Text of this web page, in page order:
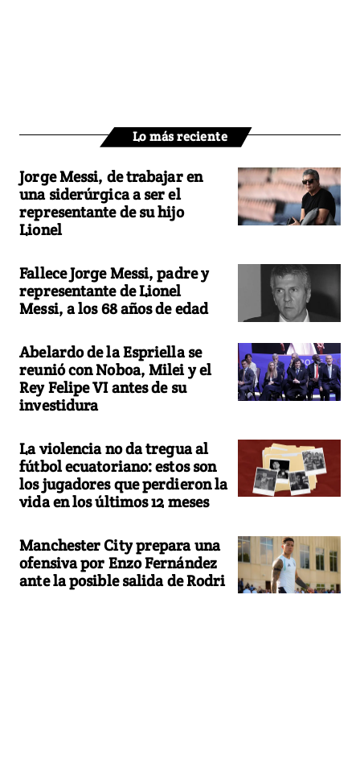
Lo más reciente
Jorge Messi, de trabajar en
una siderúrgica a ser el
representante de su hijo
Lionel
Fallece Jorge Messi, padre y
representante de Lionel
Messi, a los 68 años de edad
Abelardo de la Espriella se
reunió con Noboa, Milei y el
Rey Felipe VI antes de su
investidura
La violencia no da tregua al
fútbol ecuatoriano: estos son
los jugadores que perdieron la
vida en los últimos 12 meses
Manchester City prepara una
ofensiva por Enzo Fernández
ante la posible salida de Rodri